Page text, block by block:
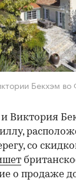
Бекхэм
Виктория
со
о продаже